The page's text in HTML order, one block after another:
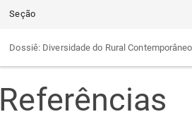
Seção
Dossiê: Diversidade do Rural Contemporâneo
Referências